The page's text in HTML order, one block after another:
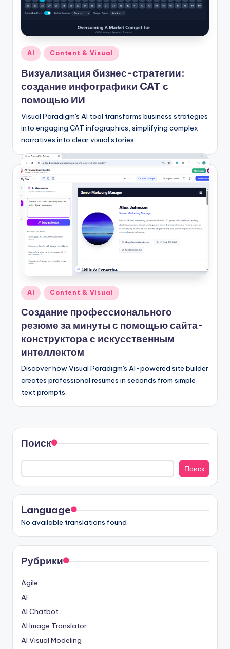
-
A
S
o
f
t
w
a
r
e
&
it
a
n
si
g
h
s
Опубликовано
AI Content & Visual
Визуализация бизнес-стратегии:
создание инфографики CAT с
помощью ИИ
Visual Paradigm's AI tool transforms business strategies
into engaging CAT infographics, simplifying complex
narratives into clear visual stories.
Опубликовано
AI Content & Visual
Создание профессионального
резюме за минуты с помощью сайта-
конструктора с искусственным
интеллектом
Discover how Visual Paradigm's AI-powered site builder
creates professional resumes in seconds from simple
text prompts.
Поиск
Поиск
Language
No available translations found
Рубрики
Agile
AI
AI Chatbot
AI Image Translator
AI Visual Modeling